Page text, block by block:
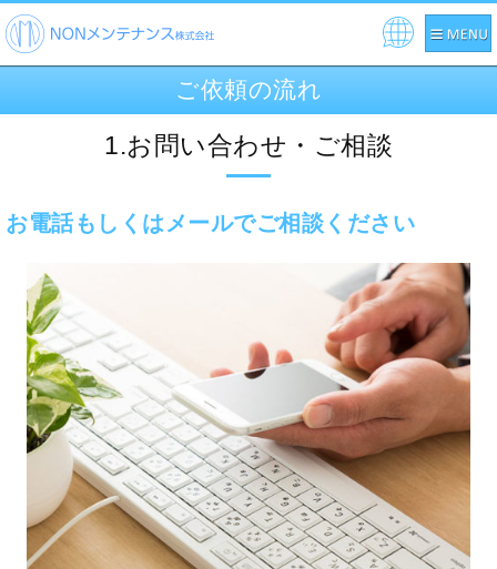
ご依頼の流れ
1.お問い合わせ・ご相談
お電話もしくはメールでご相談ください